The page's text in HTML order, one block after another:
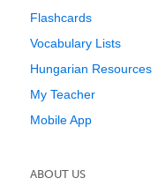
Flashcards
Vocabulary Lists
Hungarian Resources
My Teacher
Mobile App
ABOUT US